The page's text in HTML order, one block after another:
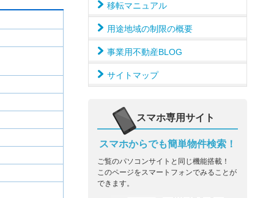
移転マニュアル
用途地域の制限の概要
事業用不動産BLOG
サイトマップ
スマホ専用サイト
スマホからでも簡単物件検索！
ご覧のパソコンサイトと同じ機能搭載！
このページをスマートフォンでみることが
できます。